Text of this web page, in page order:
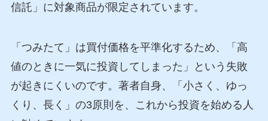
信託」に対象商品が限定されています。
「つみたて」は買付価格を平準化するため、「高
値のときに一気に投資してしまった」という失敗
が起きにくいのです。著者自身、「小さく、ゆっ
くり、長く」の3原則を、これから投資を始める人